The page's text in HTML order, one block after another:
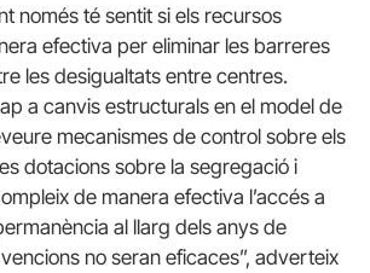
només té sentit si els recursos
efectiva per eliminar les barreres
les desigualtats entre centres.
a canvis estructurals en el model de
mecanismes de control sobre els
dotacions sobre la segregació i
de manera efectiva l’accés a
al llarg dels anys de
no seran eficaces”, adverteix